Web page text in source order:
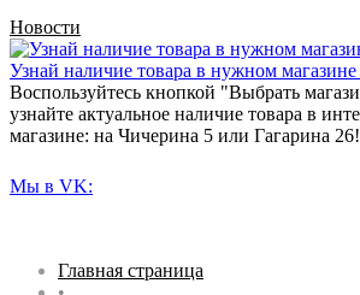
Новости
Узнай наличие товара в нужном магазине
Воспользуйтесь кнопкой "Выбрать
узнайте актуальное наличие товара в
магазине: на Чичерина 5 или Гагарина 26!
Мы в VK:
Главная страница